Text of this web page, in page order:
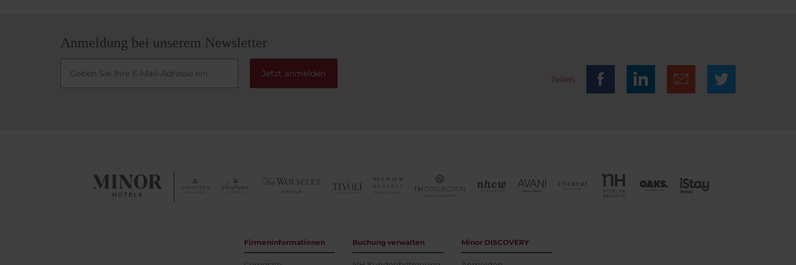
Anmeldung bei unserem Newsletter
Jetzt anmelden
Teilen
Firmeninformationen Buchung verwalten Minor DISCOVERY